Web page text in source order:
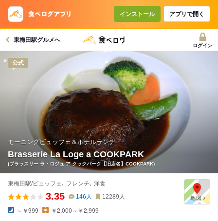
インストール アプリで開く
東梅田駅グルメへ
ログイン
公式
モーニングビュッフェ＆ホテルランチ
Brasserie La Loge a COOKPARK
(ブラッスリー ラ・ロジュ ア クックパーク【旧店名】COOKPARK)
東梅田駅/ビュッフェ､ フレンチ､ 洋食
3.35 146 人 12289 人
～￥999 ￥2,000～￥2,999